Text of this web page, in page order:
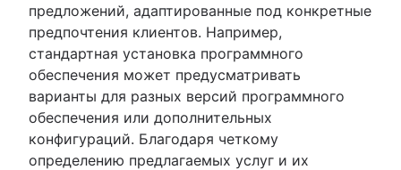
предложений, адаптированные под конкретные
предпочтения клиентов. Например,
стандартная установка программного
обеспечения может предусматривать
варианты для разных версий программного
обеспечения или дополнительных
конфигураций. Благодаря четкому
определению предлагаемых услуг и их